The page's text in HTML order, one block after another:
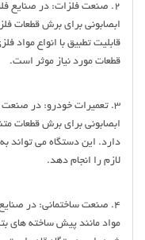
2. صنعت فلزات: در صنایع
ابصابونی برای برش قطعات
قابلیت تطبیق با انواع مواد
قطعات مورد نیاز موثر است.
3. تعمیرات خودرو: در صنعت
ابصابونی برای برش قطعات
دارد. این دستگاه می تواند
لازم را انجام دهد.
4. صنعت ساختمانی: در
مواد مانند پیش ساخته های